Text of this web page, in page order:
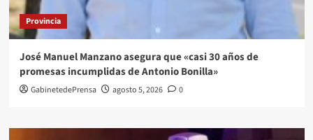
Provincia
José Manuel Manzano asegura que «casi 30 años de
promesas incumplidas de Antonio Bonilla»
GabinetedePrensa agosto 5, 2026 0